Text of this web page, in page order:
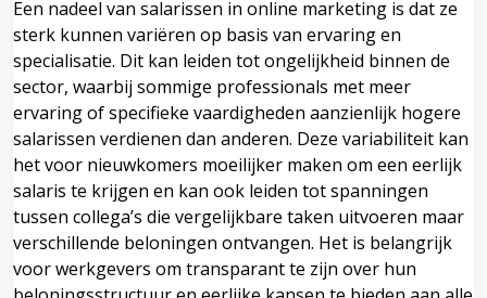
Een nadeel van salarissen in online marketing is dat ze
sterk kunnen variëren op basis van ervaring en
specialisatie. Dit kan leiden tot ongelijkheid binnen de
sector, waarbij sommige professionals met meer
ervaring of specifieke vaardigheden aanzienlijk hogere
salarissen verdienen dan anderen. Deze variabiliteit kan
het voor nieuwkomers moeilijker maken om een ​​eerlijk
salaris te krijgen en kan ook leiden tot spanningen
tussen collega’s die vergelijkbare taken uitvoeren maar
verschillende beloningen ontvangen. Het is belangrijk
voor werkgevers om transparant te zijn over hun